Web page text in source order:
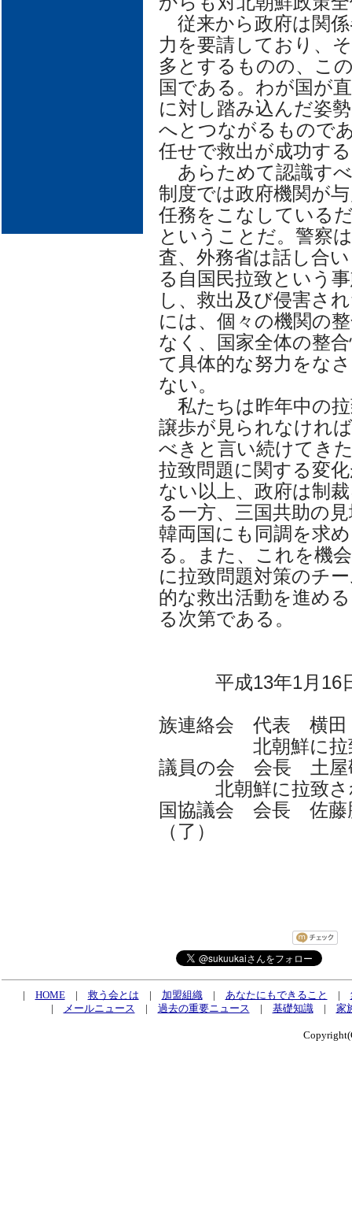
従来から政府は関
力を要請しており、
多とするものの、こ
国である。わが国が
に対し踏み込んだ姿
へとつながるもので
任せで救出が成功す
あらためて認識す
制度では政府機関が
任務をこなしている
ということだ。警察
査、外務省は話し合
る自国民拉致という
し、救出及び侵害さ
には、個々の機関の
なく、国家全体の整
て具体的な努力をな
ない。
私たちは昨年中の
譲歩が見られなけれ
べきと言い続けてき
拉致問題に関する変
ない以上、政府は制
る一方、三国共助の
韓両国にも同調を求
る。また、これを機
に拉致問題対策のチ
的な救出活動を進め
る次第である。
平成13年1月16
族連絡会 代表 横
北朝鮮に拉致さ
議員の会 会長 土屋
北朝鮮に拉致され
国協議会 会長 佐藤
（了）
| HOME| 救う会とは | 加盟組織| あなたにもできること |
|
メールニュース | 過去の重要ニュース | 基礎知識| 家